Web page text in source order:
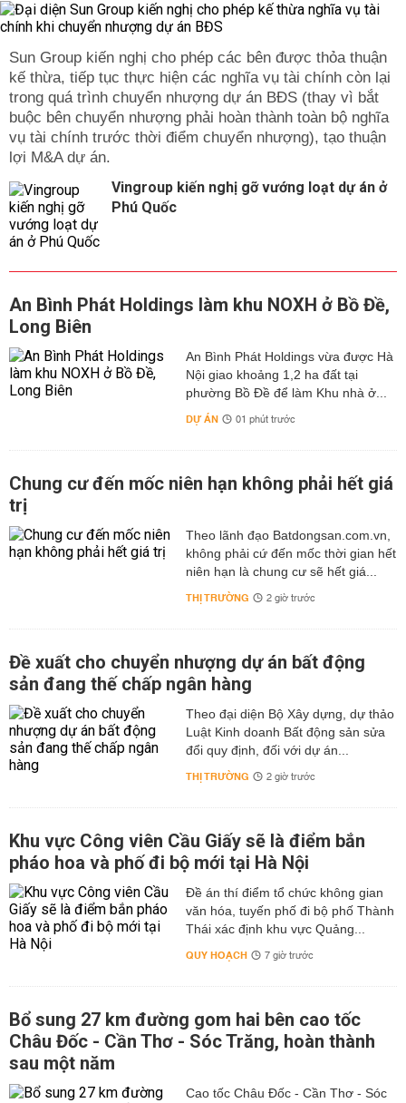
Sun Group kiến nghị cho phép các bên được thỏa thuận
kế thừa, tiếp tục thực hiện các nghĩa vụ tài chính còn lại
trong quá trình chuyển nhượng dự án BĐS (thay vì bắt
buộc bên chuyển nhượng phải hoàn thành toàn bộ nghĩa
vụ tài chính trước thời điểm chuyển nhượng), tạo thuận
lợi M&A dự án.
Vingroup kiến nghị gỡ vướng loạt dự án ở
Phú Quốc
An Bình Phát Holdings làm khu NOXH ở Bồ Đề,
Long Biên
An Bình Phát Holdings vừa được Hà
Nội giao khoảng 1,2 ha đất tại
phường Bồ Đề để làm Khu nhà ở...
DỰ ÁN 01 phút trước
Chung cư đến mốc niên hạn không phải hết giá
trị
Theo lãnh đạo Batdongsan.com.vn,
không phải cứ đến mốc thời gian hết
niên hạn là chung cư sẽ hết giá...
THỊ TRƯỜNG 2 giờ trước
Đề xuất cho chuyển nhượng dự án bất động
sản đang thế chấp ngân hàng
Theo đại diện Bộ Xây dựng, dự thảo
Luật Kinh doanh Bất động sản sửa
đổi quy định, đối với dự án...
THỊ TRƯỜNG 2 giờ trước
Khu vực Công viên Cầu Giấy sẽ là điểm bắn
pháo hoa và phố đi bộ mới tại Hà Nội
Đề án thí điểm tổ chức không gian
văn hóa, tuyến phố đi bộ phố Thành
Thái xác định khu vực Quảng...
QUY HOẠCH 7 giờ trước
Bổ sung 27 km đường gom hai bên cao tốc
Châu Đốc - Cần Thơ - Sóc Trăng, hoàn thành
sau một năm
Cao tốc Châu Đốc - Cần Thơ - Sóc